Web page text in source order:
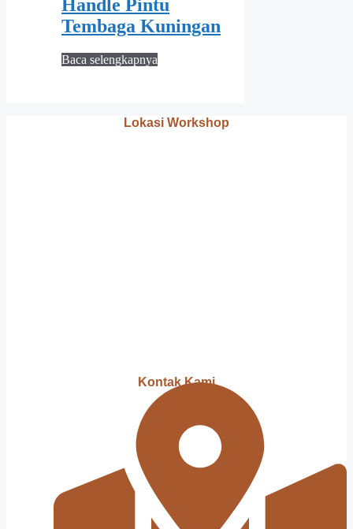
Handle Pintu
Tembaga Kuningan
Baca selengkapnya
Lokasi Workshop
Kontak Kami